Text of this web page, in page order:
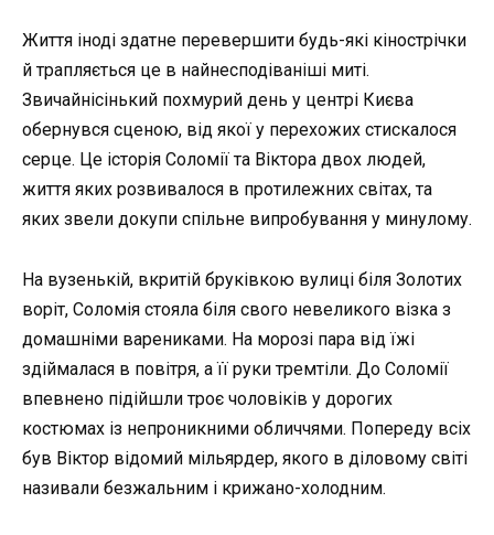
Життя іноді здатне перевершити будь-які кінострічки
й трапляється це в найнесподіваніші миті.
Звичайнісінький похмурий день у центрі Києва
обернувся сценою, від якої у перехожих стискалося
серце. Це історія Соломії та Віктора двох людей,
життя яких розвивалося в протилежних світах, та
яких звели докупи спільне випробування у минулому.
На вузенькій, вкритій бруківкою вулиці біля Золотих
воріт, Соломія стояла біля свого невеликого візка з
домашніми варениками. На морозі пара від їжі
здіймалася в повітря, а її руки тремтіли. До Соломії
впевнено підійшли троє чоловіків у дорогих
костюмах із непроникними обличчями. Попереду всіх
був Віктор відомий мільярдер, якого в діловому світі
називали безжальним і крижано-холодним.